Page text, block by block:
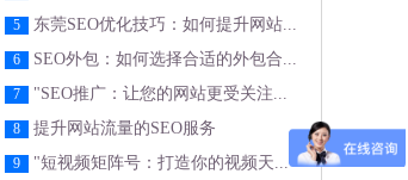
5 东莞SEO优化技巧：如何提升网站...
6 SEO外包：如何选择合适的外包合...
7 "SEO推广：让您的网站更受关注...
8 提升网站流量的SEO服务
9 "短视频矩阵号：打造你的视频天...